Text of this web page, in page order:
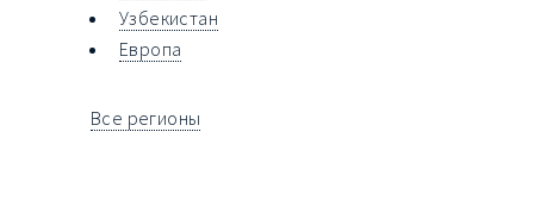
Узбекистан
Европа
Все регионы